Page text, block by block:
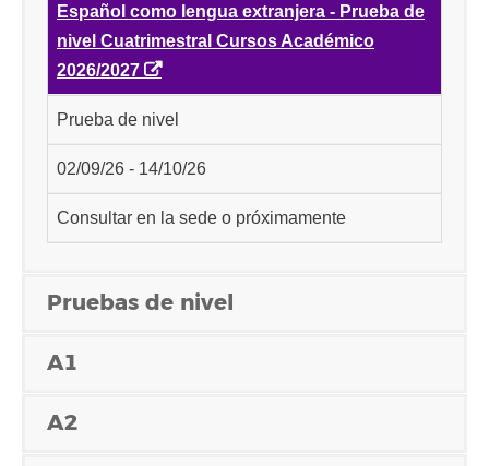
Español como lengua extranjera - Prueba de
nivel Cuatrimestral Cursos Académico
2026/2027
Prueba de nivel
02/09/26 - 14/10/26
Consultar en la sede o próximamente
Pruebas de nivel
A1
A2